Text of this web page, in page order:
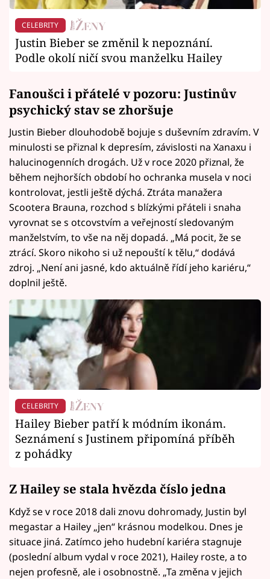
CELEBRITY
Justin Bieber se změnil k nepoznání.
Podle okolí ničí svou manželku Hailey
Fanoušci i přátelé v pozoru: Justinův
psychický stav se zhoršuje
Justin Bieber dlouhodobě bojuje s duševním zdravím. V
minulosti se přiznal k depresím, závislosti na Xanaxu i
halucinogenních drogách. Už v roce 2020 přiznal, že
během nejhorších období ho ochranka musela v noci
kontrolovat, jestli ještě dýchá. Ztráta manažera
Scootera Brauna, rozchod s blízkými přáteli i snaha
vyrovnat se s otcovstvím a veřejností sledovaným
manželstvím, to vše na něj dopadá. „Má pocit, že se
ztrácí. Skoro nikoho si už nepouští k tělu,“ dodává
zdroj. „Není ani jasné, kdo aktuálně řídí jeho kariéru,“
doplnil ještě.
CELEBRITY
Hailey Bieber patří k módním ikonám.
Seznámení s Justinem připomíná příběh
z pohádky
Z Hailey se stala hvězda číslo jedna
Když se v roce 2018 dali znovu dohromady, Justin byl
megastar a Hailey „jen“ krásnou modelkou. Dnes je
situace jiná. Zatímco jeho hudební kariéra stagnuje
(poslední album vydal v roce 2021), Hailey roste, a to
nejen profesně, ale i osobnostně. „Ta změna v jejich